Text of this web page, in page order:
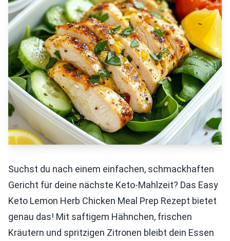
Suchst du nach einem einfachen, schmackhaften
Gericht für deine nächste Keto-Mahlzeit? Das Easy
Keto Lemon Herb Chicken Meal Prep Rezept bietet
genau das! Mit saftigem Hähnchen, frischen
Kräutern und spritzigen Zitronen bleibt dein Essen